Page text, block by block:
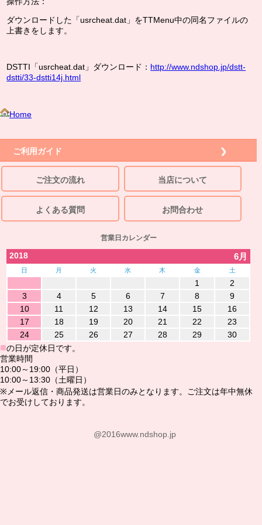
ダウンロードした「usrcheat.dat」をTTMenu中の同名ファイルの
上書きをします。
DSTTI「usrcheat.dat」ダウンロード： http://www.ndshop.jp/dstt-
dstti/33-dstti14j.html
Home
ご利用ガイド
ご注文の流れ 当店について
よくある質問 お問合わせ
営業日カレンダー
2018 6月
日 月 火 水 木 金 土
1
2
3
4 5 6 7 8
9
10
11 12 13 14 15
16
17
18 19 20 21 22
23
24
25 26 27 28 29 30
■の日が定休日です。
営業時間
10:00～19:00（平日）
10:00～13:30（土曜日）
※メール返信・商品発送は営業日のみとなります。ご注文は年中無休
でお受けしております。
@2016www.ndshop.jp